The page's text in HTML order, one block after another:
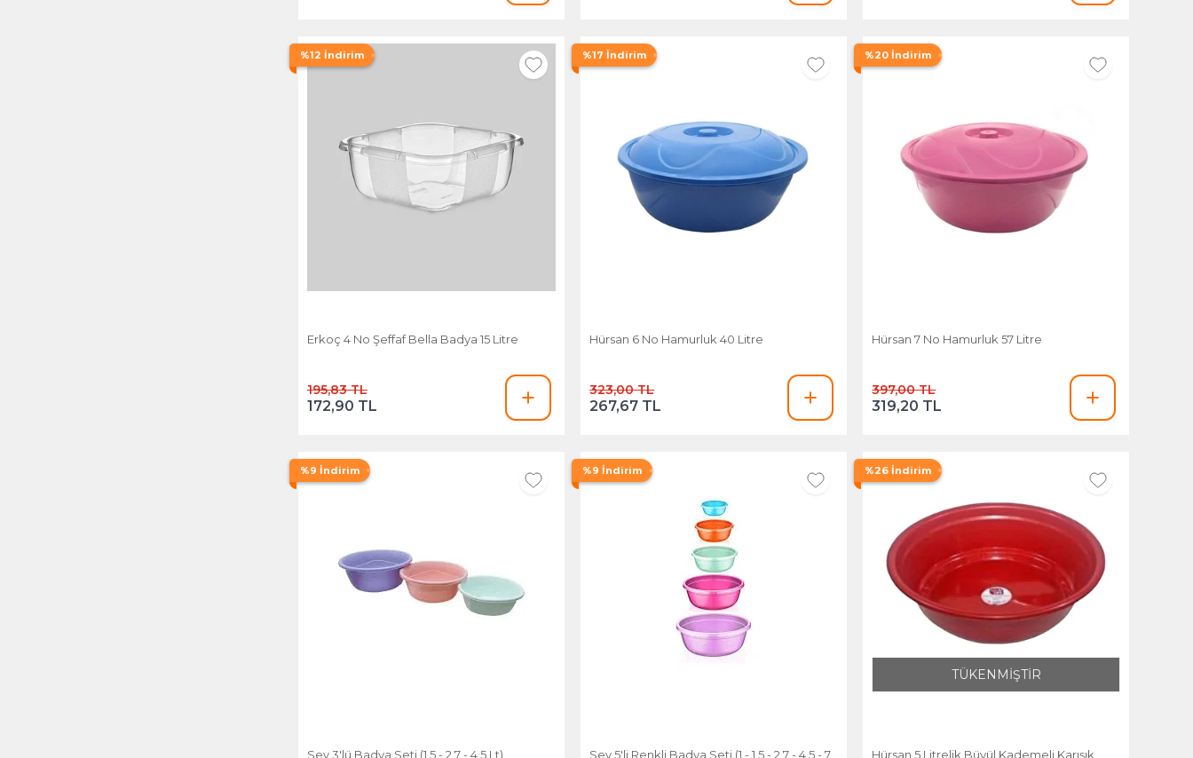
%12 İndirim
Erkoç 4 No Şeffaf Bella Badya 15 Litre
195,83 TL
172,90 TL
%17 İndirim
Hürsan 6 No Hamurluk 40 Litre
323,00 TL
267,67 TL
%20 İndirim
Hürsan 7 No Hamurluk 57 Litre
397,00 TL
319,20 TL
%9 İndirim
Sev 3'lü Badya Seti (1,5 - 2,7 - 4,5 Lt)
%9 İndirim
Sev 5'li Renkli Badya Seti (1 - 1,5 - 2,7 - 4,5 - 7
%26 İndirim
TÜKENMİŞTİR
Hürsan 5 Litrelik Büyül Kademeli Karışık